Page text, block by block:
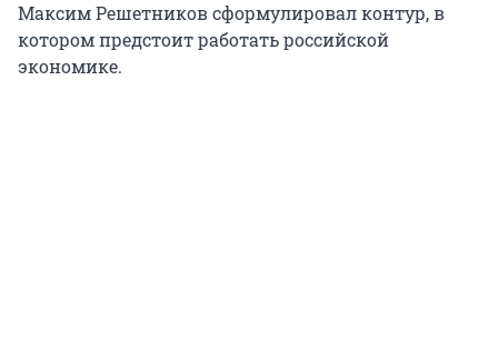
Максим Решетников сформулировал контур, в
котором предстоит работать российской
экономике.